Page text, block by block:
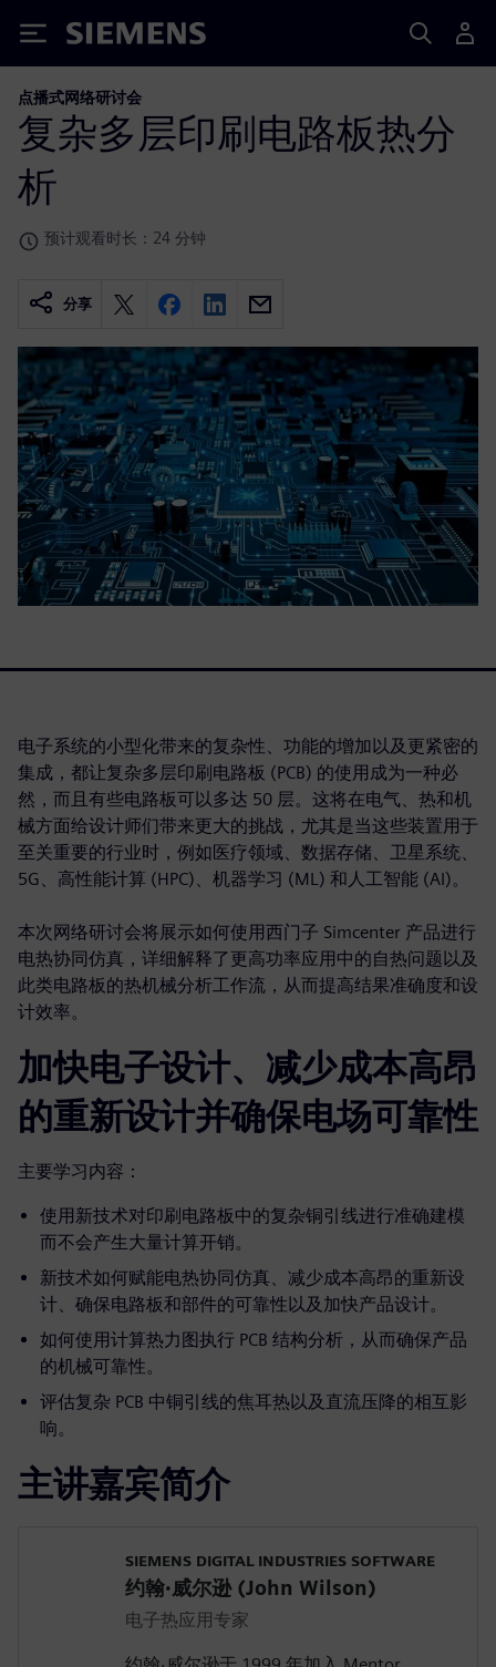
Siemens
点播式网络研讨会
复杂多层印刷电路板热分
析
预计观看时长：24 分钟
分享
电子系统的小型化带来的复杂性、功能的增加以及更紧密的
集成，都让复杂多层印刷电路板 (PCB) 的使用成为一种必
然，而且有些电路板可以多达 50 层。这将在电气、热和机
械方面给设计师们带来更大的挑战，尤其是当这些装置用于
至关重要的行业时，例如医疗领域、数据存储、卫星系统、
5G、高性能计算 (HPC)、机器学习 (ML) 和人工智能 (AI)。
本次网络研讨会将展示如何使用西门子 Simcenter 产品进行
电热协同仿真，详细解释了更高功率应用中的自热问题以及
此类电路板的热机械分析工作流，从而提高结果准确度和设
计效率。
加快电子设计、减少成本高昂
的重新设计并确保电场可靠性
主要学习内容：
使用新技术对印刷电路板中的复杂铜引线进行准确建模
而不会产生大量计算开销。
新技术如何赋能电热协同仿真、减少成本高昂的重新设
计、确保电路板和部件的可靠性以及加快产品设计。
如何使用计算热力图执行 PCB 结构分析，从而确保产品
的机械可靠性。
评估复杂 PCB 中铜引线的焦耳热以及直流压降的相互影
响。
主讲嘉宾简介
SIEMENS DIGITAL INDUSTRIES SOFTWARE
约翰·威尔逊 (John Wilson)
电子热应用专家